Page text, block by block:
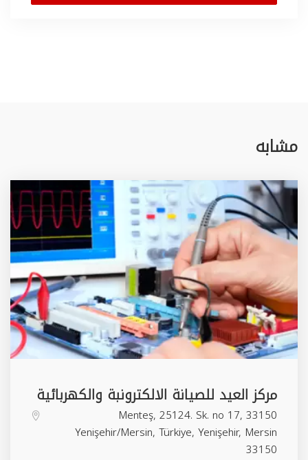
مشابه
مركز العيد للصيانة الالكترونبة والكهربائية
Menteş, 25124. Sk. no 17, 33150
Yenişehir/Mersin, Türkiye, Yenişehir, Mersin
33150